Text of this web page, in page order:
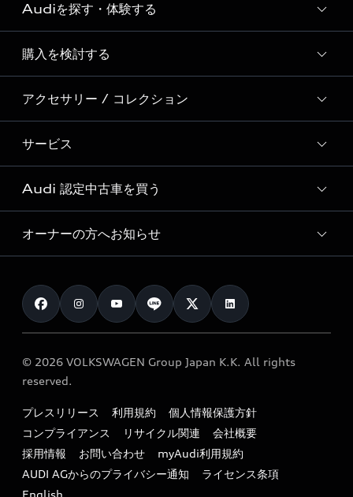
Audi ブランド
Story of Progress
Audi Sport
Formula 1®
デジタルサービス
Audiを探す・体験する
ディーラー検索
新車在庫検索
試乗車・展示車検索
見積り依頼
試乗予約
購入を検討する
モデル一覧
特別仕様モデル / 限定モデル
e-tronラインアップ
価格シミュレーション
車両比較
カタログ一覧
アクセサリー / コレクション
純正アクセサリー
オンラインショップ
Audi collection
アウディナビアプリ
サービス
サービス入庫予約
サービスプログラム
メンテナンス
車検 / 定期点検
e-tronアフターサポート
myAudi
Audi 認定中古車を買う
Audi認定中古車
クオリティ
保証
メンテナンス
ファイナンス
キャンペーン / イベント
買取査定
オーナーの方へお知らせ
お知らせ
オーナー様向けキャンペーン
特定整備適用車一覧
リサイクル法
よくある質問（FAQ）
© 2026 VOLKSWAGEN Group Japan K.K. All rights
reserved.
プレスリリース 利用規約
個人情報保護方針
コンプライアンス
リサイクル関連
会社概要
採用情報
お問い合わせ
myAudi利用規約
AUDI AGからのプライバシー通知
ライセンス条項
English